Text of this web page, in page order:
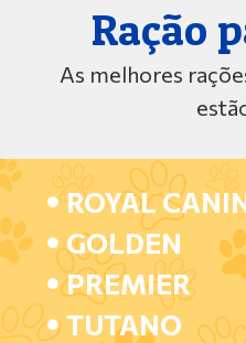
Ração
As melhores
ROYAL
GOLDEN
PREMIER
TUTANO